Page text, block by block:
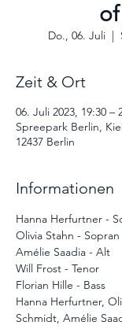
Do., 06. Juli
  |
Zeit & Ort
06. Juli 2023, 19:30 –
Spreepark Berlin,
12437 Berlin
Informationen
Hanna Herfurtner -
Olivia Stahn - Sopran
Amélie Saadia - Alt
Will Frost - Tenor
Florian Hille - Bass
Hanna Herfurtner,
Schmidt, Amélie